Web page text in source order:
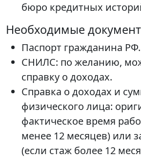
бюро кредитных
Необходимые
Паспорт гражданина РФ.
СНИЛС: по желанию,
справку о доходах.
Справка о доходах и
физического лица:
фактическое время
менее 12 месяцев) или
(если стаж более 12